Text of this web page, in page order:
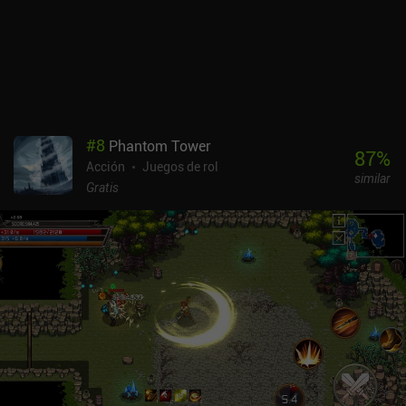
hecho, acabé silenciando la banda sonora y los diálogos sin
perderme gran cosa. Dandy Ace es un juego premium de 9,99 $ que
también es gratuito a través de Google Play Pass. El juego es
mucho más divertido de lo que esperaba, y su sistema de combos
de cartas por sí solo lo convierte en una recomendación fácil para
los fans de los roguelike de acción.
#8 Phantom Tower
Acción
Juegos de rol
Gratis
87%
similar